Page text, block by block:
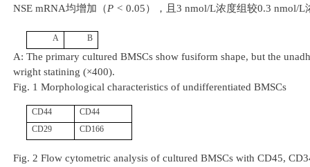
NSE mRNA均增加（P < 0.05） ，且 3 nmol/L浓度组较0.3 nmol/L
A B
A: The primary cultured BMSCs show fusiform shape, but the
wright statining (×400).
Fig. 1 Morphological characteristics of undifferentiated BMSCs
CD44
CD44
CD29
CD166
Fig. 2 Flow cytometric analysis of cultured BMSCs with CD45,